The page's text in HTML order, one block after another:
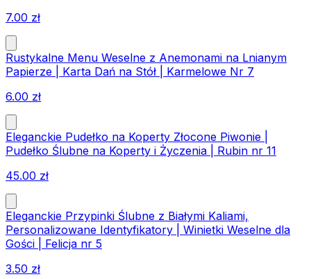
7.00 zł
Rustykalne Menu Weselne z Anemonami na Lnianym
Papierze | Karta Dań na Stół | Karmelowe Nr 7
6.00 zł
Eleganckie Pudełko na Koperty Złocone Piwonie |
Pudełko Ślubne na Koperty i Życzenia | Rubin nr 11
45.00 zł
Eleganckie Przypinki Ślubne z Białymi Kaliami,
Personalizowane Identyfikatory | Winietki Weselne dla
Gości | Felicja nr 5
3.50 zł